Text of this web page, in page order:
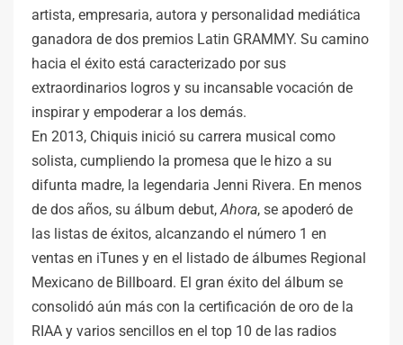
artista, empresaria, autora y personalidad mediática
ganadora de dos premios Latin GRAMMY. Su camino
hacia el éxito está caracterizado por sus
extraordinarios logros y su incansable vocación de
inspirar y empoderar a los demás.
En 2013, Chiquis inició su carrera musical como
solista, cumpliendo la promesa que le hizo a su
difunta madre, la legendaria Jenni Rivera. En menos
de dos años, su álbum debut, Ahora, se apoderó de
las listas de éxitos, alcanzando el número 1 en
ventas en iTunes y en el listado de álbumes Regional
Mexicano de Billboard. El gran éxito del álbum se
consolidó aún más con la certificación de oro de la
RIAA y varios sencillos en el top 10 de las radios